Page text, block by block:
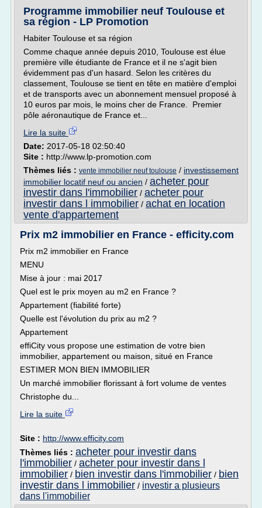
Programme immobilier neuf Toulouse et
sa région - LP Promotion
Habiter Toulouse et sa région
Comme chaque année depuis 2010, Toulouse est élue
première ville étudiante de France et il ne s'agit bien
évidemment pas d'un hasard. Selon les critères du
classement, Toulouse se tient en tête en matière d'emploi
et de transports avec un abonnement mensuel proposé à
10 euros par mois, le moins cher de France. Premier
pôle aéronautique de France et...
Lire la suite
Date: 2017-05-18 02:50:40
Site : http://www.lp-promotion.com
Thèmes liés : vente immobilier neuf toulouse / investissement
immobilier locatif neuf ou ancien / acheter pour
investir dans l'immobilier / acheter pour
investir dans l immobilier / achat en location
vente d'appartement
Prix m2 immobilier en France - efficity.com
Prix m2 immobilier en France
MENU
Mise à jour : mai 2017
Quel est le prix moyen au m2 en France ?
Appartement (fiabilité forte)
Quelle est l'évolution du prix au m2 ?
Appartement
effiCity vous propose une estimation de votre bien
immobilier, appartement ou maison, situé en France
ESTIMER MON BIEN IMMOBILIER
Un marché immobilier florissant à fort volume de ventes
Christophe du...
Lire la suite
Site : http://www.efficity.com
Thèmes liés : acheter pour investir dans
l'immobilier / acheter pour investir dans l
immobilier / bien investir dans l'immobilier / bien
investir dans l immobilier / investir a plusieurs
dans l'immobilier